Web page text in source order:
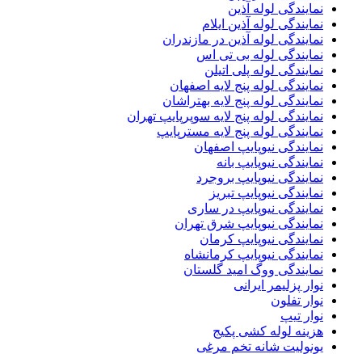
نمایندگی لوله آذین
نمایندگی لوله آذین ایلام
نمایندگی لوله آذین در مازندران
نمایندگی لوله بی تی اس
نمایندگی لوله پلی اتیلن
نمایندگی لوله پنج لایه اصفهان
نمایندگی لوله پنج لایه بهتراشان
نمایندگی لوله پنج لایه سوپرپایپ تهران
نمایندگی لوله پنج لایه مسترپایپ
نمایندگی نیوپایپ اصفهان
نمایندگی نیوپایپ بانه
نمایندگی نیوپایپ بروجرد
نمایندگی نیوپایپ تبریز
نمایندگی نیوپایپ در ساری
نمایندگی نیوپایپ شرق تهران
نمایندگی نیوپایپ کرمان
نمایندگی نیوپایپ کرمانشاه
نمایندگی ووگ امید گلستان
نوار پزلیمر ایرانی
نوار تفلون
نوار تیپ
هزینه لوله کشی پکیج
یونولیت شانه تخم مرغی